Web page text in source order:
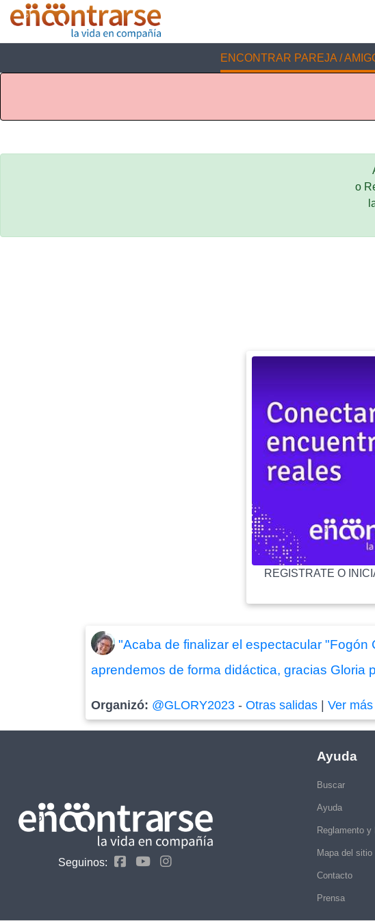
ENCONTRAR PAREJA /
o
REGISTRATE O
"Acaba de finalizar el espectacular
aprendemos de forma didáctica, gracias Gloria
Organizó: @GLORY2023 -Otras salidas |Ver
Seguinos:
Ayuda
Buscar
Ayuda
Reglamento y
Mapa del sitio
Contacto
Prensa